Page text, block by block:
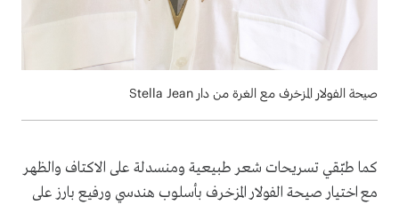
صيحة الفولار المزخرف مع الغرة من دار Stella Jean
كما طبّقي تسريحات شعر طبيعية ومنسدلة على الاكتاف والظهر
مع اختيار صيحة الفولار المزخرف بأسلوب هندسي ورفيع بارز على